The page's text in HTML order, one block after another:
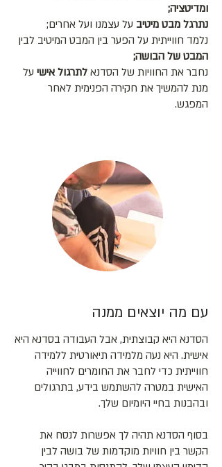
ומדיטציה;
נתרגל מבט מיטיב על עצמנו ועל אחרים;
נלמד חווייתית על הפער בין המבט המיטיב לבין
המבט של הבושה;
נחבר את החוויות של הסדנא לתרגול אישי על
מנת להמשיך את חקירה הפנימית לאחר
המפגש.
עם מה יוצאים ממנה
הסדנא היא קבוצתית, אבל העבודה בסדנא היא
אישית. היא נעה מלמידה תיאורטית ללמידה
חווייתית כדי לחבר את החומרים לחווייה
האישית במטרה להשתמש בידע, בתרגולים
ובהבנות בחיי היומיום שלך.
בסוף הסדנא תהיה לך אפשרות לנסח את
הקשר בין חוויות מוקדמות של בושה לבין